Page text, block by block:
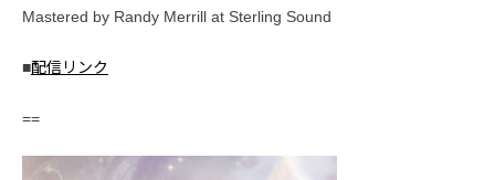
Mastered by Randy Merrill at Sterling Sound
■配信リンク
==